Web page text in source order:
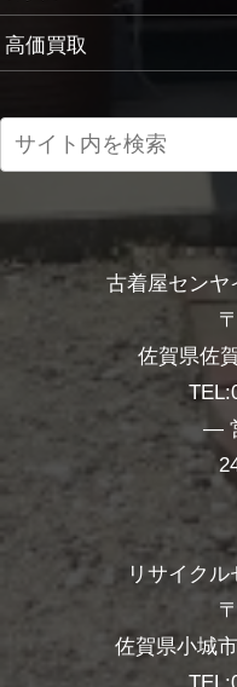
高価買取
古着屋センヤ
佐賀県佐
―
リサイク
佐賀県小城